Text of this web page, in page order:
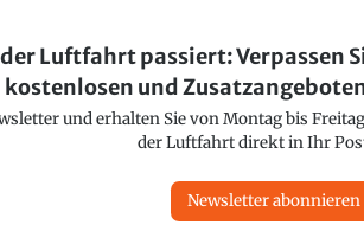
Luftfahrt passiert:
und Zusatzangeboten
und erhalten Sie von Montag bis
der Luftfahrt direkt in Ihr
Newsletter abonnieren